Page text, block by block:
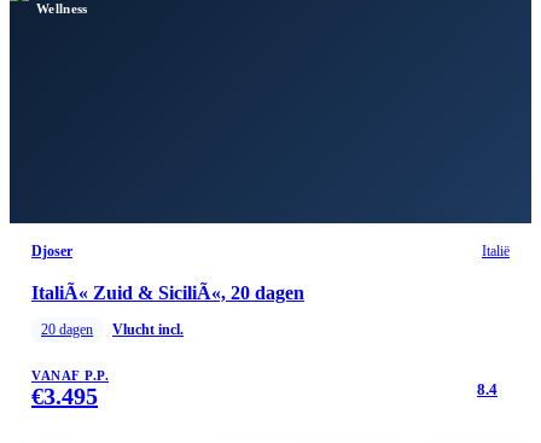
Wellness
Djoser Italië
ItaliÃ« Zuid & SiciliÃ«, 20 dagen
20 dagen Vlucht incl.
VANAF P.P.
€3.495 8.4